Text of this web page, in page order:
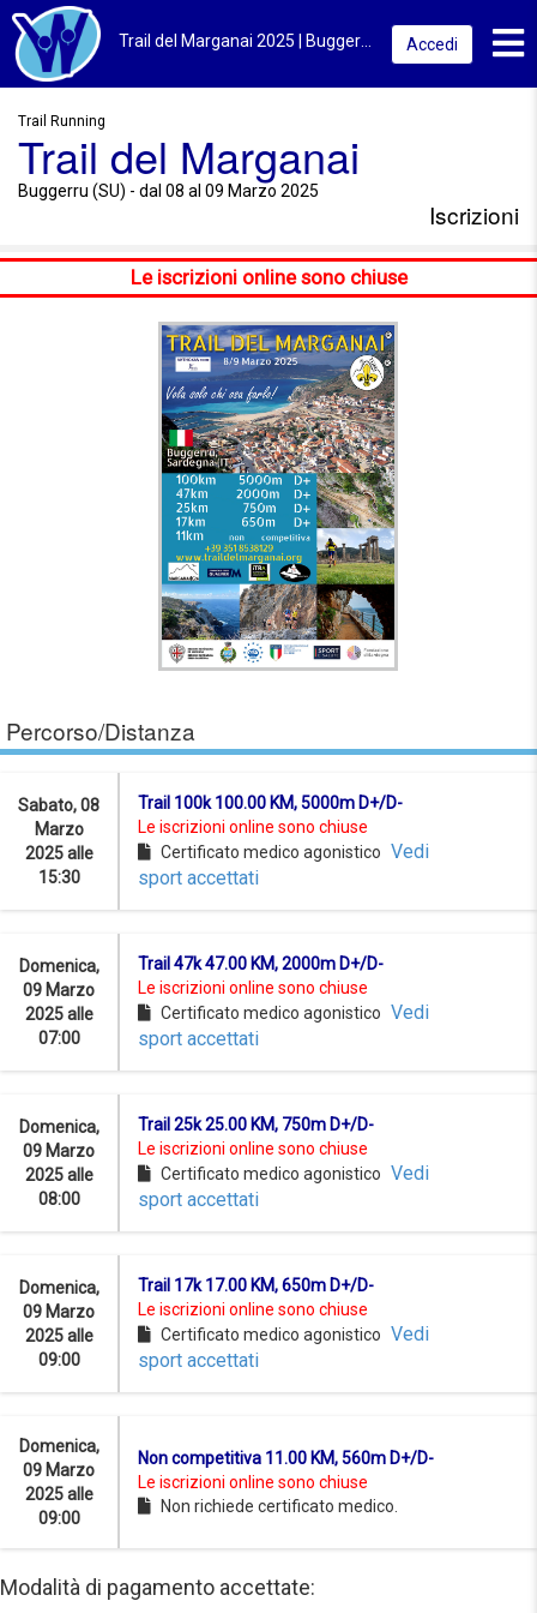
Accedi
Trail Running
Trail del Marganai
Buggerru (SU) - dal 08 al 09 Marzo 2025
Iscrizioni
Le iscrizioni online sono chiuse
Percorso/Distanza
Sabato, 08
Marzo
2025 alle
15:30
Trail 100k 100.00 KM, 5000m D+/D-
Le iscrizioni online sono chiuse
Certificato medico agonistico Vedi
sport accettati
Domenica,
09 Marzo
2025 alle
07:00
Trail 47k 47.00 KM, 2000m D+/D-
Le iscrizioni online sono chiuse
Certificato medico agonistico Vedi
sport accettati
Domenica,
09 Marzo
2025 alle
08:00
Trail 25k 25.00 KM, 750m D+/D-
Le iscrizioni online sono chiuse
Certificato medico agonistico Vedi
sport accettati
Domenica,
09 Marzo
2025 alle
09:00
Trail 17k 17.00 KM, 650m D+/D-
Le iscrizioni online sono chiuse
Certificato medico agonistico Vedi
sport accettati
Domenica,
09 Marzo
2025 alle
09:00
Non competitiva 11.00 KM, 560m D+/D-
Le iscrizioni online sono chiuse
Non richiede certificato medico.
Modalità di pagamento accettate: